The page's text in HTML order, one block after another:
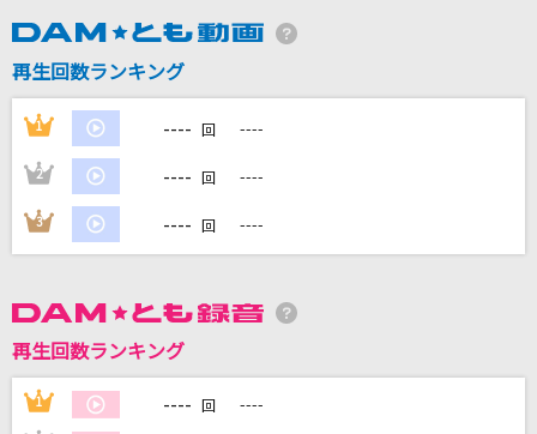
LiSA
カラオケ最新情報をチェック！
再生回数ランキング
1 ---- 回 ----
2 ---- 回 ----
3 ---- 回 ----
再生回数ランキング
1 ---- 回 ----